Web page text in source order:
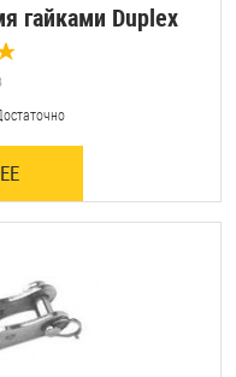
гайками Duplex